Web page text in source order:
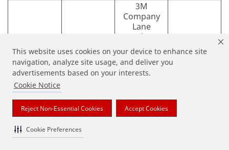
This website uses cookies on your device to enhance site
navigation, analyze site usage, and deliver you
advertisements based on your interests.
Cookie Notice
Reject Non-Essential Cookies Accept Cookies
Cookie Preferences
이름, 이메일
주소, 전화 번
호, 휴대 전화
번호,
미국, 정보 수
집 후, 전용
네트워크를
통한 이전
3M
Company
Lane
Macalester
Assistant
General
Counsel
Chief
Officer
1-651-575-
4914
제품 홍보개
인 정보 처리